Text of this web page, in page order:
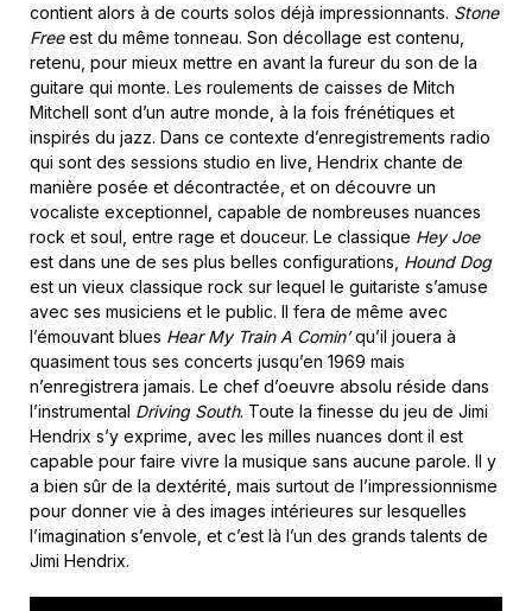
contient alors à de courts solos déjà impressionnants. Stone
Freeest du même tonneau. Son décollage est contenu,
retenu, pour mieux mettre en avant la fureur du son de la
guitare qui monte. Les roulements de caisses de Mitch
Mitchell sont d’un autre monde, à la fois frénétiques et
inspirés du jazz. Dans ce contexte d’enregistrements radio
qui sont des sessions studio en live, Hendrix chante de
manière posée et décontractée, et on découvre un
vocaliste exceptionnel, capable de nombreuses nuances
rock et soul, entre rage et douceur. Le classique Hey Joe
est dans une de ses plus belles configurations, Hound Dog
est un vieux classique rock sur lequel le guitariste s’amuse
avec ses musiciens et le public. Il fera de même avec
l’émouvant blues Hear My Train A Comin’qu’il jouera à
quasiment tous ses concerts jusqu’en 1969 mais
n’enregistrera jamais. Le chef d’oeuvre absolu réside dans
l’instrumental Driving South. Toute la finesse du jeu de Jimi
Hendrix s’y exprime, avec les milles nuances dont il est
capable pour faire vivre la musique sans aucune parole. Il y
a bien sûr de la dextérité, mais surtout de l’impressionnisme
pour donner vie à des images intérieures sur lesquelles
l’imagination s’envole, et c’est là l’un des grands talents de
Jimi Hendrix.